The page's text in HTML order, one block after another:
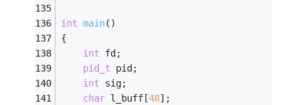
int main()
{
int fd;
pid_t pid;
int sig;
char l_buff[48];